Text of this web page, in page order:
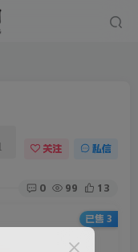
关注 私信
0 99 13
已售 3